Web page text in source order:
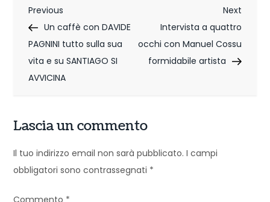
N
a
v
i
a
z
i
Previous
Post
Previous
Un caffè con DAVIDE
PAGNINI tutto sulla sua
vita e su SANTIAGO SI
AVVICINA
Next
Post
Next
Intervista a quattro
occhi con Manuel Cossu
formidabile artista
Lascia un commento
Il tuo indirizzo email non sarà pubblicato. I campi
obbligatori sono contrassegnati *